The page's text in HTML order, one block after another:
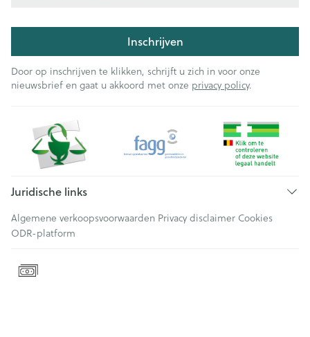
Inschrijven
Door op inschrijven te klikken, schrijft u zich in voor onze
nieuwsbrief en gaat u akkoord met onze privacy policy.
Juridische links
Algemene verkoopsvoorwaarden Privacy disclaimer Cookies
ODR-platform